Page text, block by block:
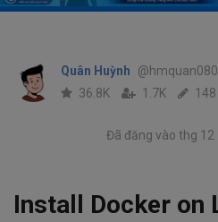
Quân Huỳnh
36.8K 1.7K 148
Đã đăng vào thg 12
Install Docker on